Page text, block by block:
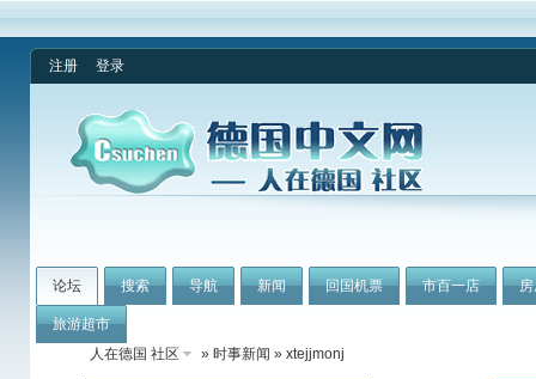
注册 登录
论坛 搜索 导航 新闻 回国机票 市百一店
旅游超市
人在德国 社区
» 时事新闻 » xtejjmonj